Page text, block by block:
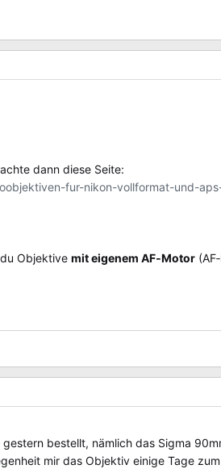
dann diese Seite:
fur-nikon-vollformat-und-
Objektive mit eigenem AF‑Motor
bestellt, nämlich das Sigma
mir das Objektiv einige Tage